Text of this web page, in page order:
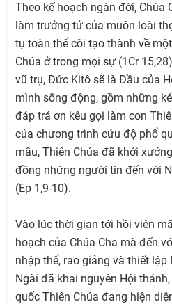
Theo kế hoạch ngàn đời, Chúa
làm trưởng tử của muôn loài
tụ toàn thể cõi tạo thành về
Chúa ở trong mọi sự (1Cr
vũ trụ, Đức Kitô sẽ là Đầu của
mình sống động, gồm những
đáp trả ơn kêu gọi làm con
của chương trình cứu độ phổ
mầu, Thiên Chúa đã khởi
đồng những người tin đến với
(Ep 1,9-10).
Vào lúc thời gian tới hồi viên
hoạch của Chúa Cha mà đến
nhập thể, rao giảng và thiết lập
Ngài đã khai nguyên Hội
quốc Thiên Chúa đang hiện